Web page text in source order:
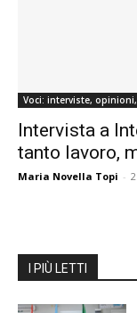
Voci: interviste,
Intervista a
tanto lavoro,
Maria Novella Topi -
I PIÙ LETTI